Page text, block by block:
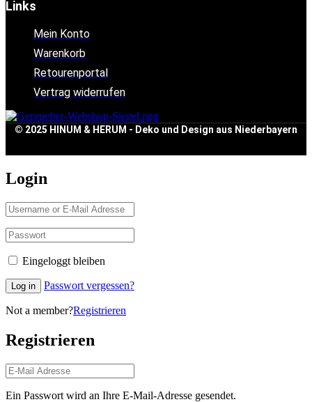
Links
Mein Konto
Warenkorb
Retourenportal
Vertrag widerrufen
© 2025 HINUM & HERUM - Deko und Design aus Niederbayern
Login
Eingeloggt bleiben
Log in Passwort vergessen?
Not a member?Registrieren
Registrieren
Ein Passwort wird an Ihre E-Mail-Adresse gesendet.